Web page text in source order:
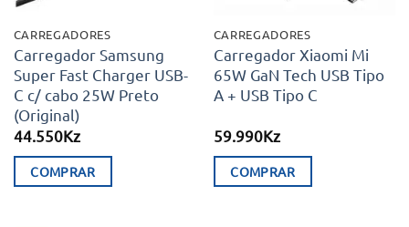
CARREGADORES
Carregador Samsung
Super Fast Charger USB-
C c/ cabo 25W Preto
(Original)
44.550Kz
COMPRAR
CARREGADORES
Carregador Xiaomi Mi
65W GaN Tech USB Tipo
A + USB Tipo C
59.990Kz
COMPRAR